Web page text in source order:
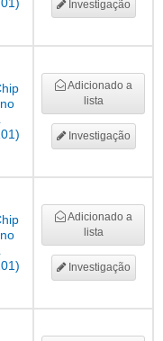
Investigação
Adicionado a
lista
Investigação
Adicionado a
lista
Investigação